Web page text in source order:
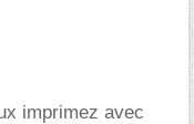
imprimez avec